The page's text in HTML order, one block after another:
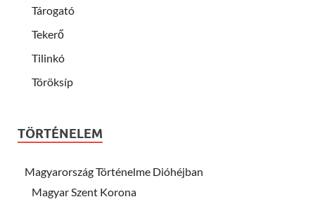
Tárogató
Tekerő
Tilinkó
Töröksíp
TÖRTÉNELEM
Magyarország Történelme Dióhéjban
Magyar Szent Korona